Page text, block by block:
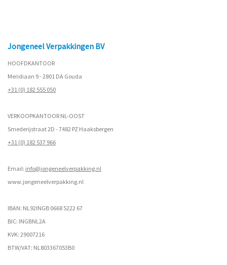
Jongeneel Verpakkingen BV
HOOFDKANTOOR
Meridiaan 9 - 2801 DA Gouda
+31 (0) 182 555 050
VERKOOPKANTOOR NL-OOST
Smederijstraat 2D - 7482 PZ Haaksbergen
+31 (0) 182 537 966
Email: info@jongeneelverpakking.nl
www.jongeneelverpakking.nl
IBAN: NL92INGB 0668 5222 67
BIC: INGBNL2A
KVK: 29007216
BTW/VAT: NL803367053B0